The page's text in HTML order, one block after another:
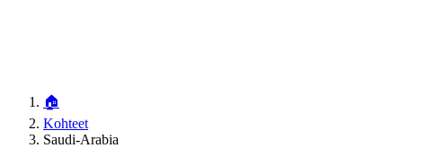
🏠
Kohteet
Saudi-Arabia